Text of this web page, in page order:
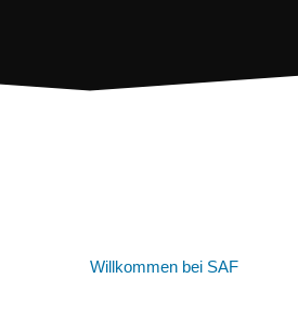
Willkommen bei SAF